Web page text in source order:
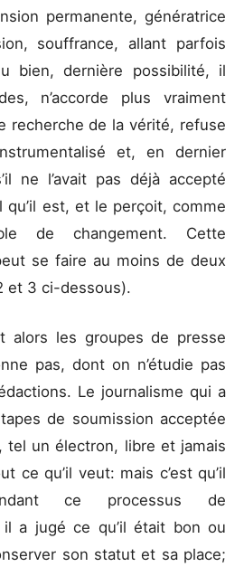
permanente, génératrice
souffrance, allant parfois
bien, dernière possibilité, il
n’accorde plus vraiment
recherche de la vérité, refuse
et, en dernier
ne l’avait pas déjà accepté
qu’il est, et le perçoit, comme
de changement. Cette
se faire au moins de deux
et 3 ci-dessous).
alors les groupes de presse
pas, dont on n’étudie pas
Le journalisme qui a
de soumission acceptée
tel un électron, libre et jamais
ce qu’il veut: mais c’est qu’il
ce processus de
il a jugé ce qu’il était bon ou
son statut et sa place;